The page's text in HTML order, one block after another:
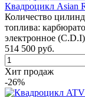
Квадроцикл Asian
Количество
топлива:
электронное (C.D.I)
514 500 руб.
Хит продаж
-26%